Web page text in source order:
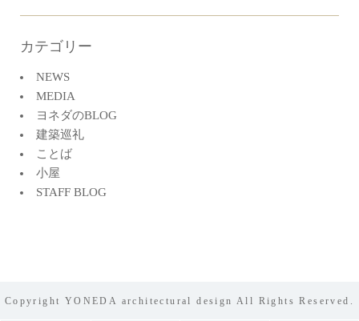
カテゴリー
NEWS
MEDIA
ヨネダのBLOG
建築巡礼
ことば
小屋
STAFF BLOG
Copyright YONEDA architectural design All Rights Reserved.